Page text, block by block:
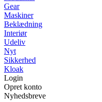
Gear
Maskiner
Beklædning
Interiør
Udeliv
Nyt
Sikkerhed
Kloak
Login
Opret konto
Nyhedsbreve